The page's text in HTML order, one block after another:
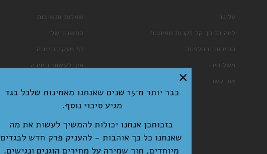
שאלות ותשובות
החשבון שלי
דף מעקב הזמנה
איך לעשות הזמנה
תקנון האתר ומדיניות פרטיות
עלינו
למה כל כך קל לקנות מאיתנו?
החזרות והחלפות
משלוחים
צור קשר
כבר יותר מ־15 שנים שאנחנו מאמינות שלכל בגד
מגיע סיכוי נוסף.
בזכותכן אנחנו יכולות להמשיך לעשות את מה
שאנחנו כל כך אוהבות - להעניק פרק חדש לבגדים
מיוחדים, תוך שמירה על מחירים הוגנים ונגישים.
×